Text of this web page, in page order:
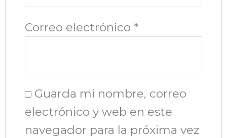
Correo electrónico *
Guarda mi nombre, correo
electrónico y web en este
navegador para la próxima vez